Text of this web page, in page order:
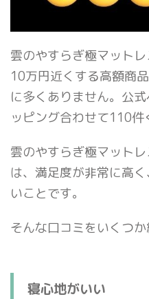
雲のやすらぎ極マット
10万円近くする高額商
に多くありません。公
ッピング合わせて110件
雲のやすらぎ極マット
は、満足度が非常に高
いことです。
そんな口コミをいくつか
寝心地がいい